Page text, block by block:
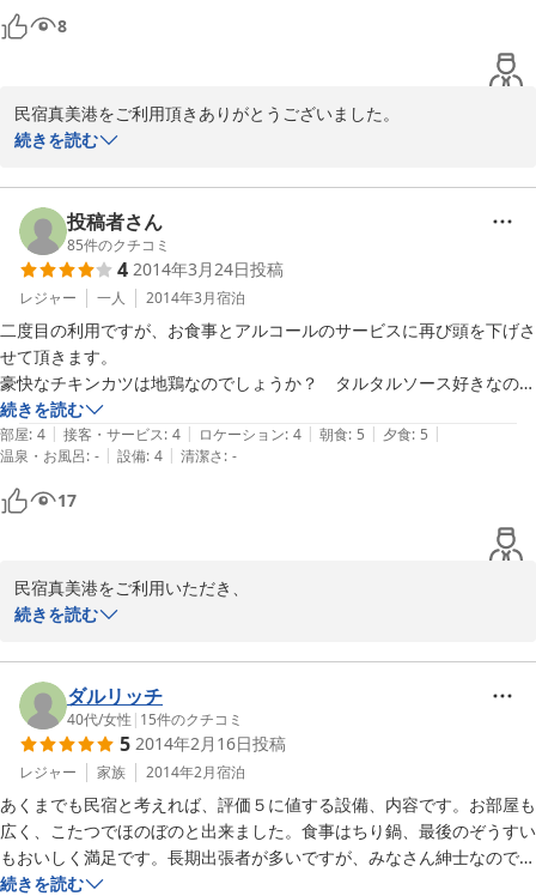
でした。川内に行くことがあればまた是非泊まりたいと思います。若女
将、女将さん、社長、書き込み遅くなってすみません。皆さんお世話に
8
民宿真美港をご利用頂きありがとうございました。
その後、私たちはもちろん、長期滞在のお客さまも「帰られて寂し
しみにしております！！！
また是非お越し下さい。
見習い管理人(若女将)
2015-07-03
続きを読む
投稿者さん
85件のクチコミ
4 2014年3月24日投稿
レジャー 一人 2014年3月宿泊
二度目の利用ですが、お食事とアルコールのサービスに再び頭を下げさ
せて頂きます。
豪快なチキンカツは地鶏なのでしょうか？　タルタルソース好きなので
酔いしれてしまいました。更に、ご主人が釣って来たという〆サバに仰
天でした。「嫁に食わすな」とまで言われる秋サバ…、ならぬ春先のサ
バにして脂コッテリ。そして、本当に表面だけ薄くアブって、その部分
だけ酢を浸らせ、その他の大部分は通常の生サバ状態。この調理テクニ
ックは一体何者？　ってくらいヤラれちゃいました。
私は旅行者として利用しましたが、現場作業などビジネスで泊まられる
方とも共存するような宿で、庶民的朝食も含め、心の中で涙しそうにな
るほどの滞在でした。
続きを読む
部屋: 4 | 接客・サービス: 4 | ロケーション: 4 | 朝食: 5 | 夕食: 5 |
温泉・お風呂: - | 設備: 4 | 清潔さ: -
17
民宿真美港をご利用いただき、
ありがとうございました。
再度、足を運んでいただき、
又とても喜んでいただけた様子に
大変嬉しく思います。
料理は季節の物・地元の物を使うように
心がけております。
ですので、その季節ならではの味があります。
それを楽しみに、ぜひまたいらしてくださいね。
お待ちしております。
続きを読む
ダルリッチ
40代/女性 | 15件のクチコミ
5 2014年2月16日投稿
レジャー 家族 2014年2月宿泊
あくまでも民宿と考えれば、評価５に値する設備、内容です。お部屋も
広く、こたつでほのぼのと出来ました。食事はちり鍋、最後のぞうすい
もおいしく満足です。長期出張者が多いですが、みなさん紳士なので、
安心出来ました。パジャマだけ持てば、タオル類はあります。ぜひご利
続きを読む